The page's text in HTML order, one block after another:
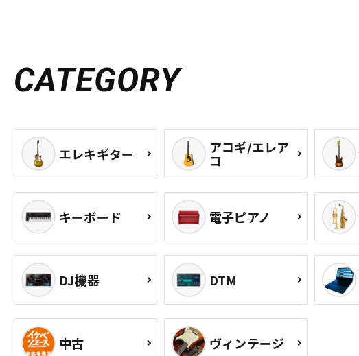
CATEGORY
エレキギター アコギ/エレア
コ
キーボード 電子ピアノ
DJ機器 DTM
中古 ヴィンテージ